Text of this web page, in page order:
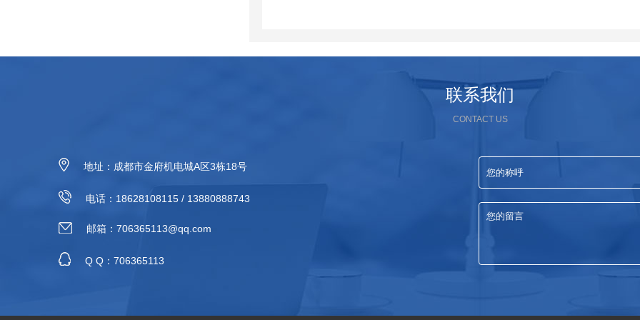
联系我们
CONTACT US
地址：成都市金府机电城A区3栋18号
电话：18628108115 / 13880888743
邮箱：706365113@qq.com
Q Q：706365113